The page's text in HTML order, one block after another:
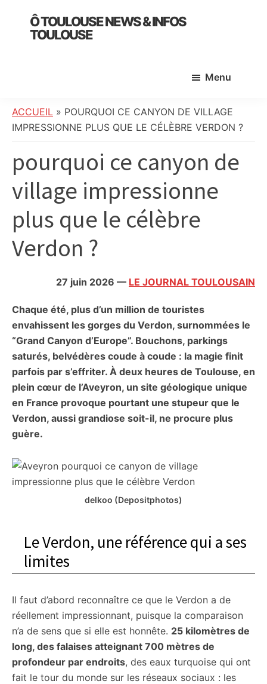
primary
Ô TOULOUSE NEWS & INFOS
TOULOUSE
:
info
société,
culture,
politique,
météo,
faits
et
citoyennes
Menu
ACCUEIL » POURQUOI CE CANYON DE VILLAGE
IMPRESSIONNE PLUS QUE LE CÉLÈBRE VERDON ?
pourquoi ce canyon de
village impressionne
plus que le célèbre
Verdon ?
27 juin 2026 — LE JOURNAL TOULOUSAIN
Chaque été, plus d’un million de touristes
envahissent les gorges du Verdon, surnommées le
“Grand Canyon d’Europe”. Bouchons, parkings
saturés, belvédères coude à coude : la magie finit
parfois par s’effriter. À deux heures de Toulouse, en
plein cœur de l’Aveyron, un site géologique unique
en France provoque pourtant une stupeur que le
Verdon, aussi grandiose soit-il, ne procure plus
guère.
delkoo (Depositphotos)
Le Verdon, une référence qui a ses
limites
Il faut d’abord reconnaître ce que le Verdon a de
réellement impressionnant, puisque la comparaison
n’a de sens que si elle est honnête. 25 kilomètres de
long, des falaises atteignant 700 mètres de
profondeur par endroits, des eaux turquoise qui ont
fait le tour du monde sur les réseaux sociaux : les